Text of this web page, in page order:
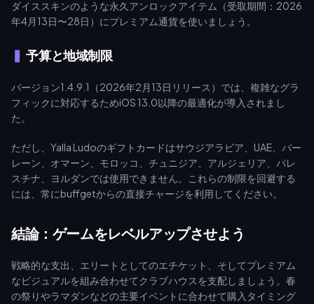
ダイススキンのような永久アンロックアイテム（受取期間：2026
年4月13日〜28日）にプレミアム通貨を使いましょう。
予算と地域制限
バージョン1.4.9.1（2026年2月13日リリース）では、複雑なグラ
フィックに対応するためiOS 13.0以降の最適化が導入されまし
た。
ただし、Yalla Ludoのギフトカードはサウジアラビア、UAE、バー
レーン、オマーン、モロッコ、チュニジア、アルジェリア、パレ
スチナ、ヨルダンでは使用できません。これらの制限を回避する
には、常にbuffgetからの直接チャージを利用してください。
結論：ゲームをレベルアップさせよう
戦略的な支出、エリートとしてのエチケット、そしてプレミアム
なビジュアルを組み合わせてクラブハウスを支配しましょう。春
の祭りやラマダンなどの主要イベントに合わせて購入タイミング